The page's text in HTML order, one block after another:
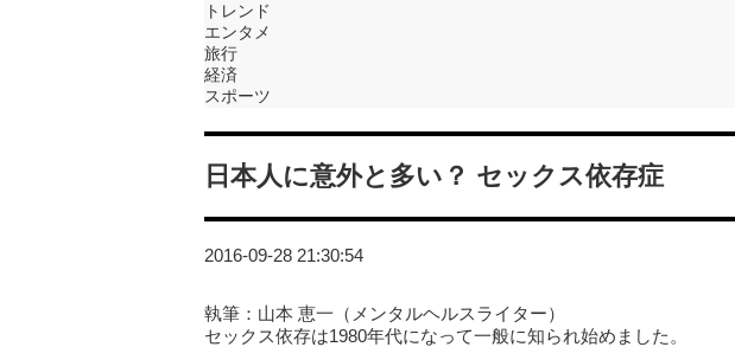
トレンド
エンタメ
旅行
経済
スポーツ
日本人に意外と多い？ セックス依存症
2016-09-28 21:30:54
執筆：山本 恵一（メンタルヘルスライター）
セックス依存は1980年代になって一般に知られ始めました。